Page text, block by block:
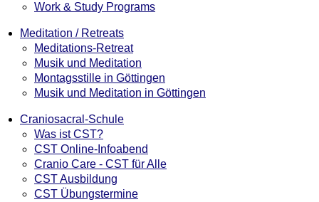
Work & Study Programs
Meditation / Retreats
Meditations-Retreat
Musik und Meditation
Montagsstille in Göttingen
Musik und Meditation in Göttingen
Craniosacral-Schule
Was ist CST?
CST Online-Infoabend
Cranio Care - CST für Alle
CST Ausbildung
CST Übungstermine